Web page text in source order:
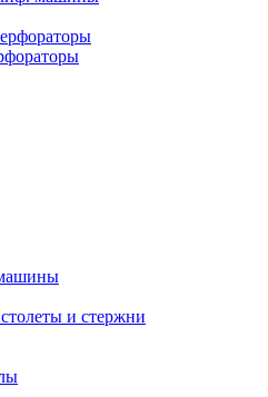
и стержни